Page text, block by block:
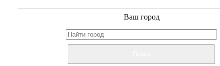
Ваш город